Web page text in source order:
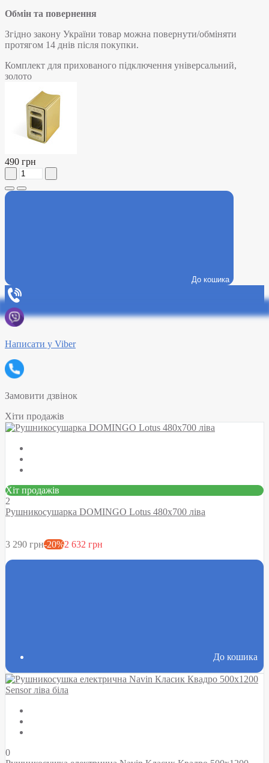
Обмін та повернення
Згідно закону України товар можна повернути/обміняти
протягом 14 днів після покупки.
Комплект для прихованого підключення універсальний,
золото
490 грн
До кошика
Написати у Viber
Замовити дзвінок
Хіти продажів
Хіт продажів
2
Рушникосушарка DOMINGO Lotus 480х700 ліва
3 290 грн-20%2 632 грн
До кошика
0